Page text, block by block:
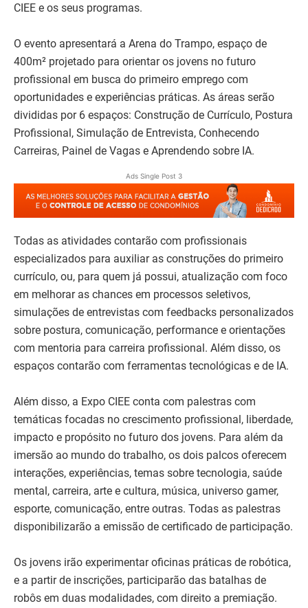
CIEE e os seus programas.
O evento apresentará a Arena do Trampo, espaço de
400m² projetado para orientar os jovens no futuro
profissional em busca do primeiro emprego com
oportunidades e experiências práticas. As áreas serão
divididas por 6 espaços: Construção de Currículo, Postura
Profissional, Simulação de Entrevista, Conhecendo
Carreiras, Painel de Vagas e Aprendendo sobre IA.
Ads Single Post 3
Todas as atividades contarão com profissionais
especializados para auxiliar as construções do primeiro
currículo, ou, para quem já possui, atualização com foco
em melhorar as chances em processos seletivos,
simulações de entrevistas com feedbacks personalizados
sobre postura, comunicação, performance e orientações
com mentoria para carreira profissional. Além disso, os
espaços contarão com ferramentas tecnológicas e de IA.
Além disso, a Expo CIEE conta com palestras com
temáticas focadas no crescimento profissional, liberdade,
impacto e propósito no futuro dos jovens. Para além da
imersão ao mundo do trabalho, os dois palcos oferecem
interações, experiências, temas sobre tecnologia, saúde
mental, carreira, arte e cultura, música, universo gamer,
esporte, comunicação, entre outras. Todas as palestras
disponibilizarão a emissão de certificado de participação.
Os jovens irão experimentar oficinas práticas de robótica,
e a partir de inscrições, participarão das batalhas de
robôs em duas modalidades, com direito a premiação.